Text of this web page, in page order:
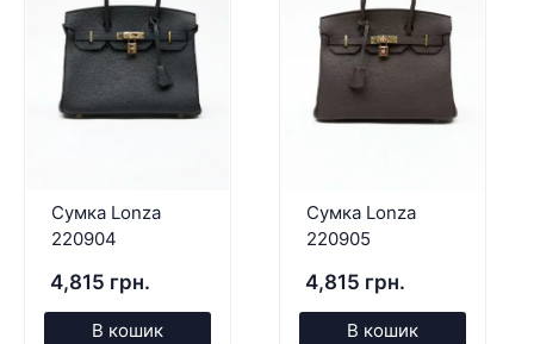
Сумка Lonza
220904
4,815 грн.
В кошик
Сумка Lonza
220905
4,815 грн.
В кошик